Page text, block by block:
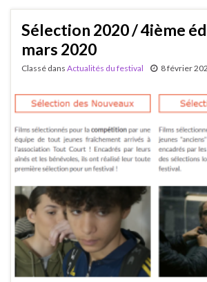
Sélection 2020 / 4ième
mars 2020
Classé dans Actualités du festival 8 février